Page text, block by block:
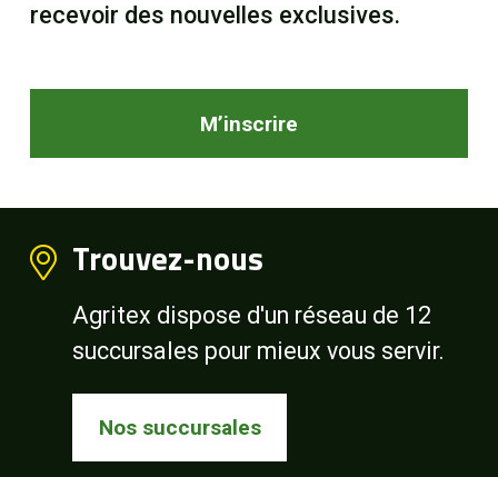
recevoir des nouvelles exclusives.
M’inscrire
Trouvez-nous
Agritex dispose d'un réseau de 12
succursales pour mieux vous servir.
Nos succursales